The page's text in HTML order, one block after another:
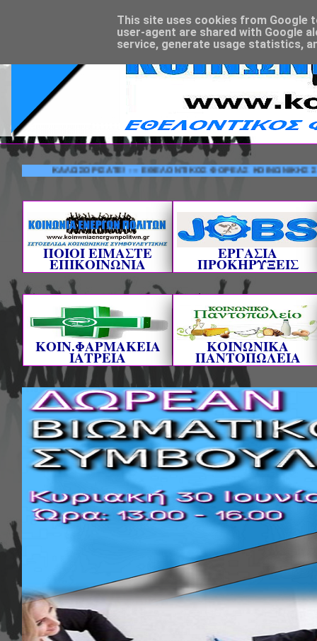
ΚΑΛΩΣΟΡΙΣΑΤΕ! --- ΕΘΕΛΟΝΤΙΚΟΣ ΦΟΡΕΑΣ ΚΟΙΝΩΝΙΚΗΣ
ΠΟΙΟΙ ΕΙΜΑΣΤΕ
ΕΠΙΚΟΙΝΩΝΙΑ
ΕΡΓΑΣΙΑ
ΠΡΟΚΗΡΥΞΕΙΣ
ΚΟΙΝ.ΦΑΡΜΑΚΕΙΑ
ΙΑΤΡΕΙΑ
ΚΟΙΝΩΝΙΚΑ
ΠΑΝΤΟΠΩΛΕΙΑ
This site uses cookies from Google
user-agent are shared with Google
service, generate usage statistics,